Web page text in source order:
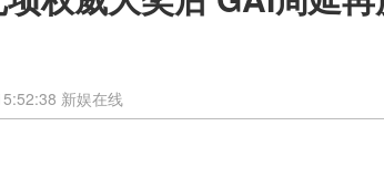
新娱在线